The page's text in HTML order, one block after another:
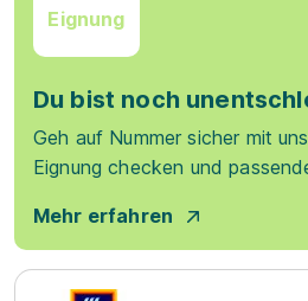
Eignung
Du bist noch
Geh auf Nummer sicher mit
Eignung checken und
Mehr erfahren